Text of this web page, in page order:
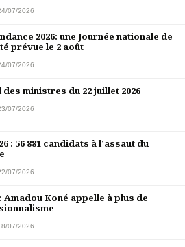
07/2026
2026: une Journée nationale de
prévue le 2 août
07/2026
des ministres du 22 juillet 2026
07/2026
: 56 881 candidats à l’assaut du
07/2026
Amadou Koné appelle à plus de
07/2026